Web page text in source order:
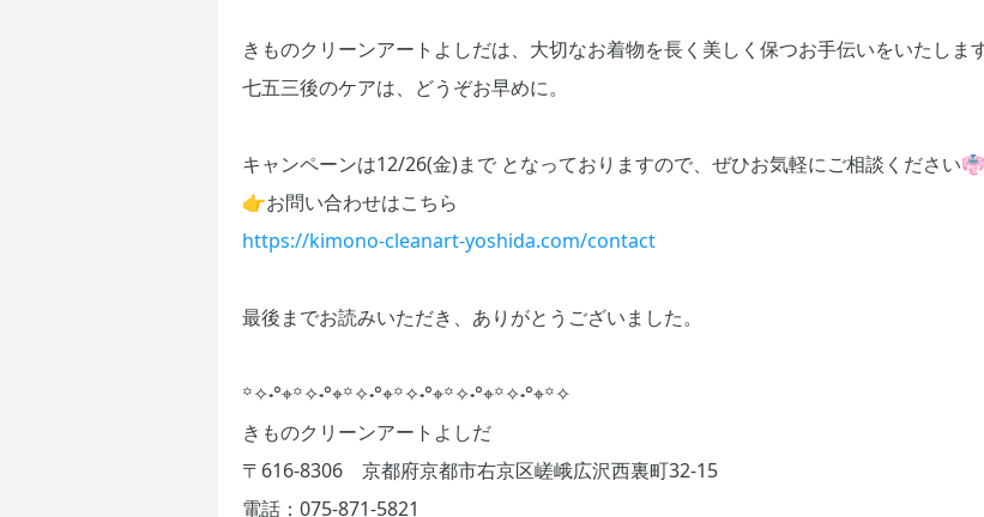
きものクリーンアートよしだは、大切なお着物を長く美しく保つお手伝いをいたします
七五三後のケアは、どうぞお早めに。
キャンペーンは12/26(金)まで となっておりますので、ぜひお気軽にご相談ください
👉お問い合わせはこちら
https://kimono-cleanart-yoshida.com/contact
最後までお読みいただき、ありがとうございました。
꙳✧˖°⌖꙳✧˖°⌖꙳✧˖°⌖꙳✧˖°⌖꙳✧˖°⌖꙳✧˖°⌖꙳✧
きものクリーンアートよしだ
〒616-8306 京都府京都市右京区嵯峨広沢西裏町32-15
電話：075-871-5821